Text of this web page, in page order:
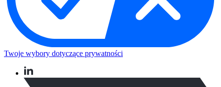
Twoje wybory dotyczące prywatności